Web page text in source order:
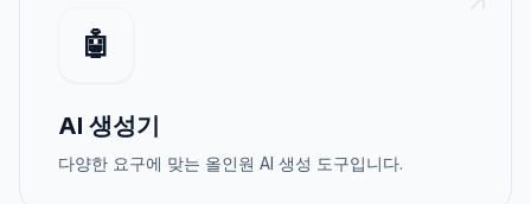
🤖
AI 생성기
다양한 요구에 맞는 올인원 AI 생성 도구입니다.